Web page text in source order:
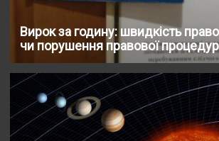
Вирок за годину: швидкість
чи порушення правової